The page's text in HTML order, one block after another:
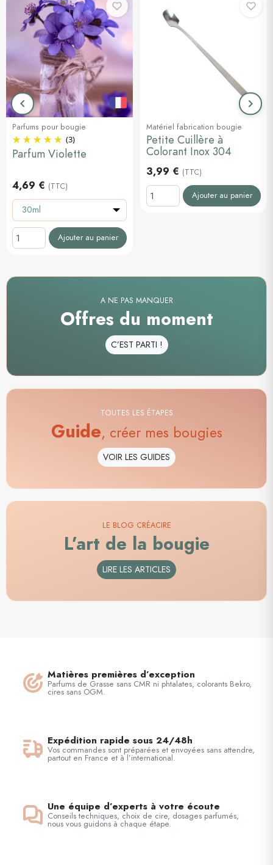
Précédent
keyboard_arrow_left
Parfums pour bougie
(3)
Parfum Violette
4,69 € (TTC)
30ml
Ajouter au panier
Matériel fabrication bougie
Petite Cuillère à
Colorant Inox 304
3,99 € (TTC)
Ajouter au panier
keyboard_arrow_right
A NE PAS MANQUER
Offres du moment
C’EST PARTI !
TOUTES LES ÉTAPES
Guide, créer mes bougies
VOIR LES GUIDES
LE BLOG CRÉACIRE
L’art de la bougie
LIRE LES ARTICLES
Matières premières d’exception
Parfums de Grasse sans CMR ni phtalates, colorants Bekro,
cires sans OGM.
Expédition rapide sous 24/48h
Vos commandes sont préparées et envoyées sans attendre,
partout en France et à l’international.
Une équipe d’experts à votre écoute
Conseils techniques, choix de cire, dosages parfumés,
nous vous guidons à chaque étape.